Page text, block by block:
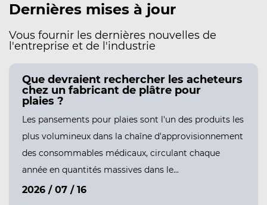
Dernières mises à jour
Vous fournir les dernières nouvelles de
l'entreprise et de l'industrie
Que devraient rechercher les acheteurs
chez un fabricant de plâtre pour
plaies ?
Les pansements pour plaies sont l'un des produits les
plus volumineux dans la chaîne d'approvisionnement
des consommables médicaux, circulant chaque
année en quantités massives dans le...
2026 / 07 / 16